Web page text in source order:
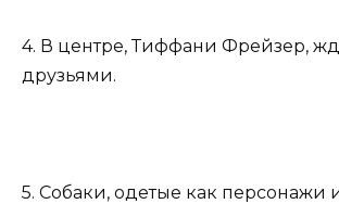
4. В центре, Тиффани Фрейзер,
друзьями.
5. Собаки, одетые как персонажи